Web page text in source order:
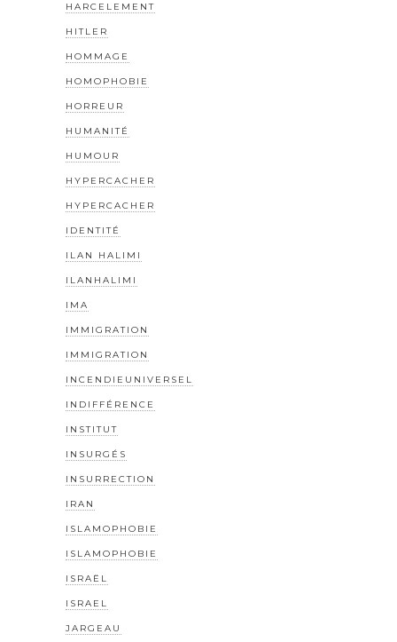
HARCELEMENT
HITLER
HOMMAGE
HOMOPHOBIE
HORREUR
HUMANITÉ
HUMOUR
HYPERCACHER
HYPERCACHER
IDENTITÉ
ILAN HALIMI
ILANHALIMI
IMA
IMMIGRATION
IMMIGRATION
INCENDIEUNIVERSEL
INDIFFÉRENCE
INSTITUT
INSURGÉS
INSURRECTION
IRAN
ISLAMOPHOBIE
ISLAMOPHOBIE
ISRAËL
ISRAEL
JARGEAU